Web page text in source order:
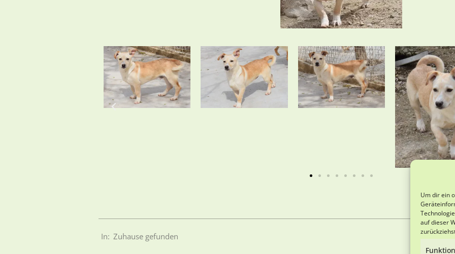
Um dir ein
auf dieser
In: Zuhause gefunden